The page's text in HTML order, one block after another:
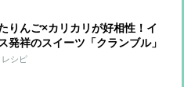
りんご×カリカリが好相性！イ
発祥のスイーツ「クランブル」
たっぷりで極旨
シピ